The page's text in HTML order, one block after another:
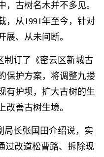
古树名木并不多见。
，从1991年至今，针对
展、从未间断。
订了《密云区新城古
保护方案，将调整九搂
有护坝，扩大古树的生
改善古树生境。
长张国田介绍说，实
过改道松曹路、拆除现